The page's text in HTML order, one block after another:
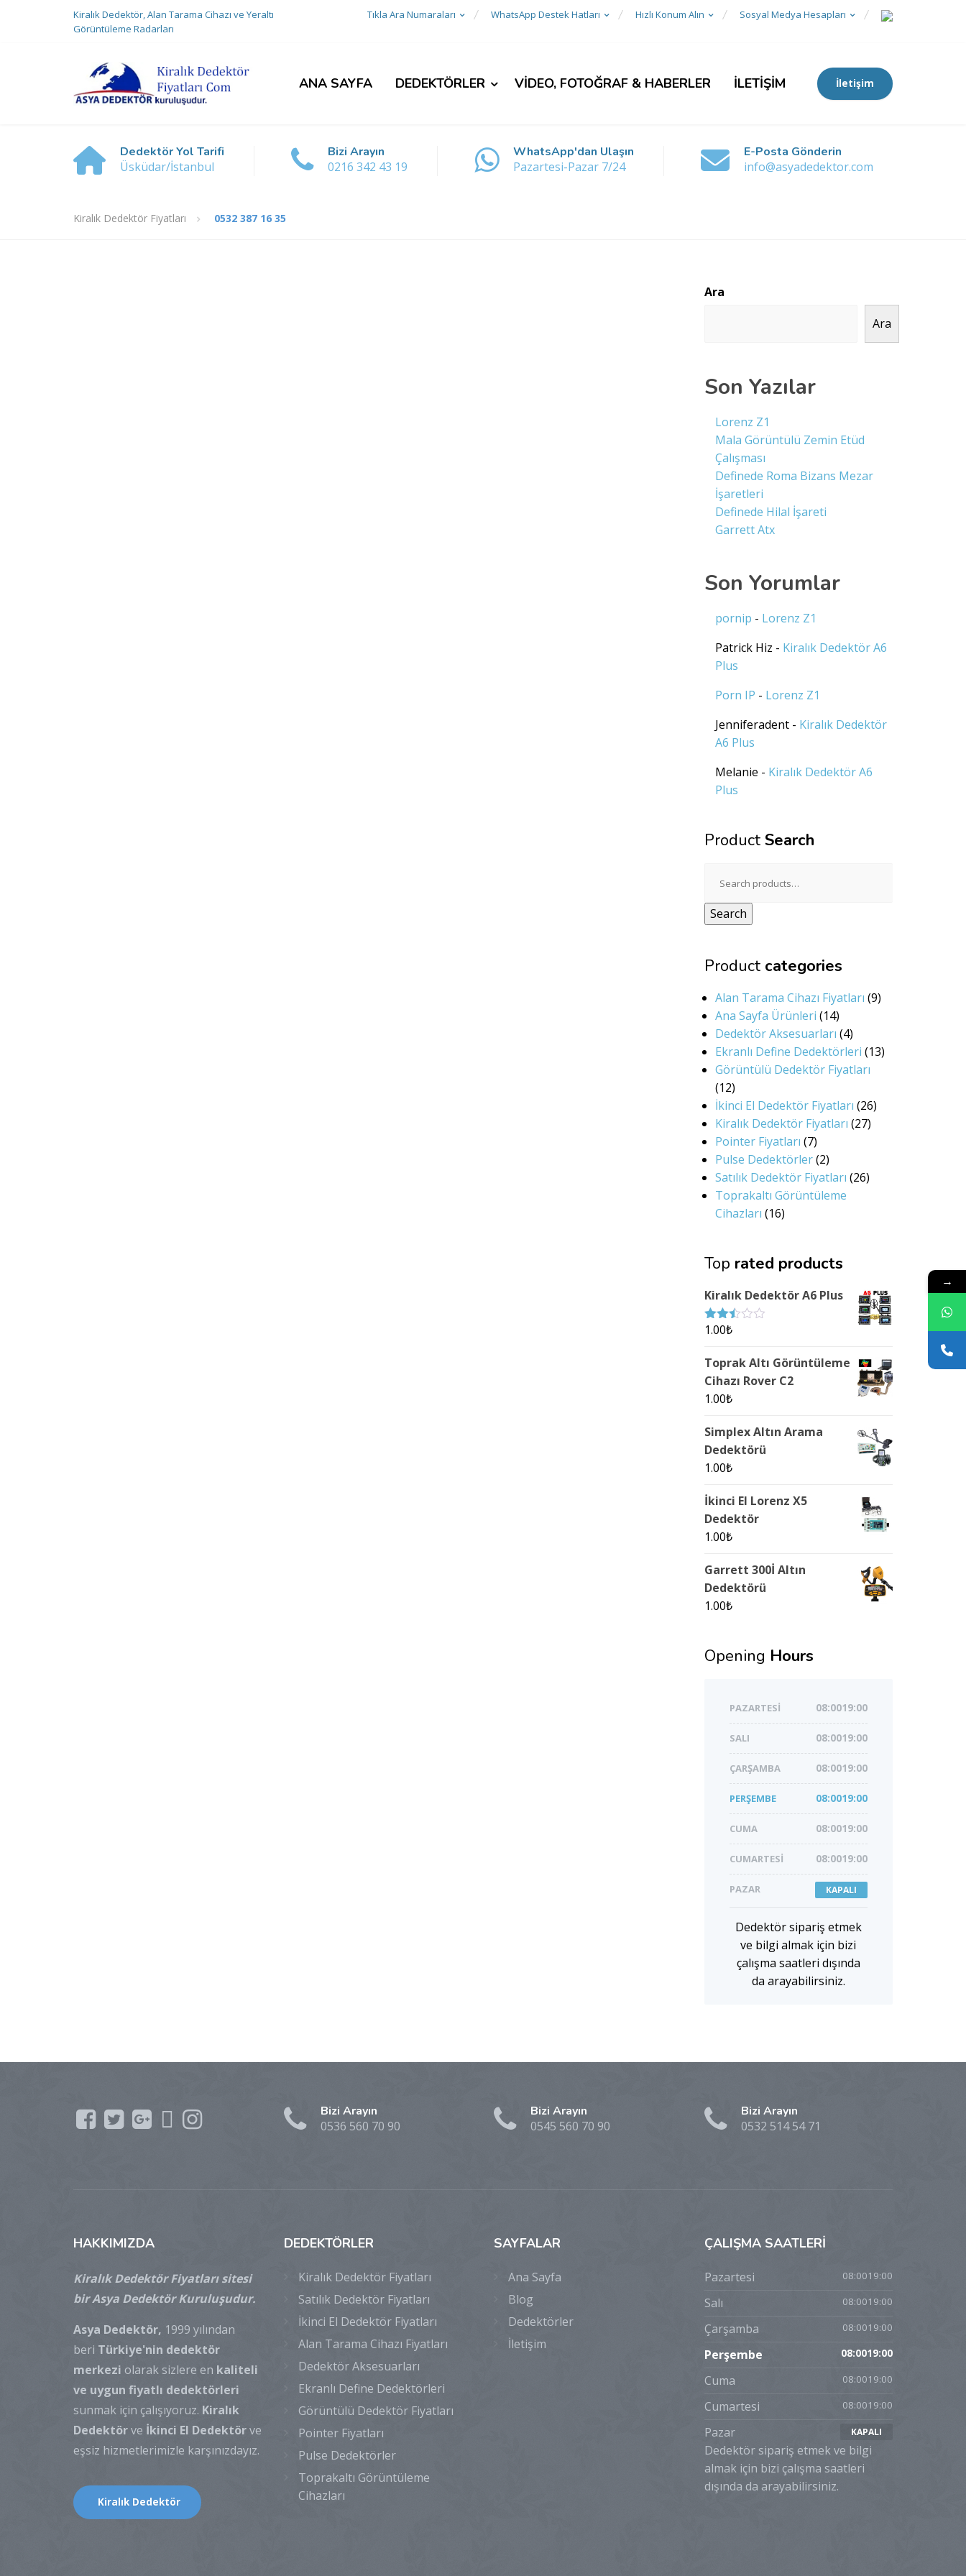
Kiralık Dedektör, Alan Tarama Cihazı ve Yeraltı
Görüntüleme Radarları
Tıkla Ara Numaraları WhatsApp Destek Hatları Hızlı Konum Alın Sosyal Medya Hesapları
ANA SAYFA DEDEKTÖRLER VİDEO, FOTOĞRAF & HABERLER İLETİŞİM İletişim
Dedektör Yol Tarifi
Üsküdar/İstanbul
Bizi Arayın
0216 342 43 19
WhatsApp'dan Ulaşın
Pazartesi-Pazar 7/24
E-Posta Gönderin
info@asyadedektor.com
Kiralık Dedektör Fiyatları 0532 387 16 35
Ara
Ara
Son Yazılar
Lorenz Z1
Mala Görüntülü Zemin Etüd
Çalışması
Definede Roma Bizans Mezar
İşaretleri
Definede Hilal İşareti
Garrett Atx
Son Yorumlar
pornip - Lorenz Z1
Patrick Hiz - Kiralık Dedektör A6
Plus
Porn IP - Lorenz Z1
Jenniferadent- Kiralık Dedektör
A6 Plus
Melanie - Kiralık Dedektör A6
Plus
Product Search
for:
Search
Product categories
Alan Tarama Cihazı Fiyatları (9)
Ana Sayfa Ürünleri (14)
Dedektör Aksesuarları (4)
Ekranlı Define Dedektörleri (13)
Görüntülü Dedektör Fiyatları
(12)
İkinci El Dedektör Fiyatları (26)
Kiralık Dedektör Fiyatları (27)
Pointer Fiyatları (7)
Pulse Dedektörler (2)
Satılık Dedektör Fiyatları (26)
Toprakaltı Görüntüleme
Cihazları (16)
Top rated products
Kiralık Dedektör A6 Plus
Rated
1.00₺
Toprak Altı Görüntüleme
Cihazı Rover C2
1.00₺
Simplex Altın Arama
Dedektörü
1.00₺
İkinci El Lorenz X5
Dedektör
1.00₺
Garrett 300İ Altın
Dedektörü
1.00₺
Opening Hours
PAZARTESI 08:0019:00
SALI 08:0019:00
ÇARŞAMBA 08:0019:00
PERŞEMBE 08:0019:00
CUMA 08:0019:00
CUMARTESI 08:0019:00
PAZAR KAPALI
Dedektör sipariş etmek
ve bilgi almak için bizi
çalışma saatleri dışında
da arayabilirsiniz.
Bizi Arayın
0536 560 70 90
Bizi Arayın
0545 560 70 90
Bizi Arayın
0532 514 54 71
HAKKIMIZDA
Kiralık Dedektör Fiyatları sitesi
bir Asya Dedektör Kuruluşudur.
Asya Dedektör, 1999 yılından
beri Türkiye'nin dedektör
merkezi olarak sizlere en kaliteli
ve uygun fiyatlı dedektörleri
sunmak için çalışıyoruz. Kiralık
Dedektörve İkinci El Dedektörve
eşsiz hizmetlerimizle karşınızdayız.
Kiralık Dedektör
DEDEKTÖRLER
Kiralık Dedektör Fiyatları
Satılık Dedektör Fiyatları
İkinci El Dedektör Fiyatları
Alan Tarama Cihazı Fiyatları
Dedektör Aksesuarları
Ekranlı Define Dedektörleri
Görüntülü Dedektör Fiyatları
Pointer Fiyatları
Pulse Dedektörler
Toprakaltı Görüntüleme
Cihazları
SAYFALAR
Ana Sayfa
Blog
Dedektörler
İletişim
ÇALIŞMA SAATLERİ
Pazartesi 08:0019:00
Salı 08:0019:00
Çarşamba 08:0019:00
Perşembe 08:0019:00
Cuma 08:0019:00
Cumartesi 08:0019:00
Pazar KAPALI
Dedektör sipariş etmek ve bilgi
almak için bizi çalışma saatleri
dışında da arayabilirsiniz.
→